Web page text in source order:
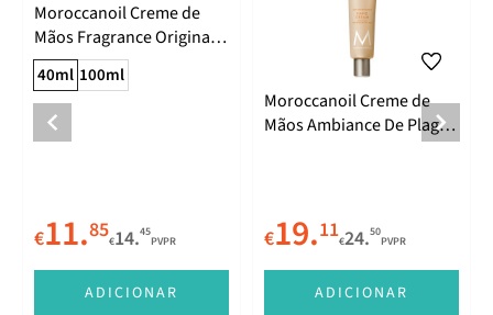
Moroccanoil Creme de
Mãos Fragrance Originale
40ml
40ml 100ml
€11.85€14.45
PVPR
ADICIONAR
Moroccanoil Creme de
Mãos Ambiance De Plage
€19.11€24.50
PVPR
ADICIONAR